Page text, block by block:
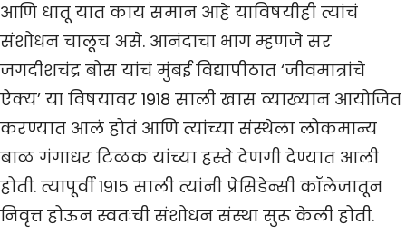
आणि धातू यात काय समान आहे याविषयीही त्यांचं
संशोधन चालूच असे. आनंदाचा भाग म्हणजे सर
जगदीशचंद्र बोस यांचं मुंबई विद्यापीठात ‘जीवमात्रांचे
ऐक्य’ या विषयावर 1918 साली खास व्याख्यान आयोजित
करण्यात आलं होतं आणि त्यांच्या संस्थेला लोकमान्य
बाळ गंगाधर टिळक यांच्या हस्ते देणगी देण्यात आली
होती. त्यापूर्वी 1915 साली त्यांनी प्रेसिडेन्सी कॉलेजातून
निवृत्त होऊन स्वतःची संशोधन संस्था सुरू केली होती.